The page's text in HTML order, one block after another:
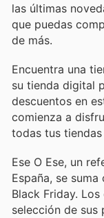
las últimas
que puedas
de más.
Encuentra una
su tienda digital
descuentos en
comienza a
todas tus
Ese O Ese, un
España, se
Black Friday.
selección de